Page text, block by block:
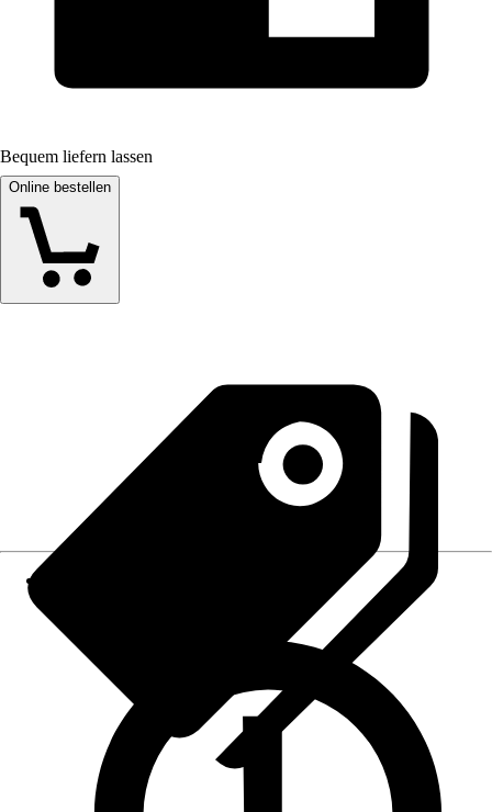
Bequem liefern lassen
Online bestellen